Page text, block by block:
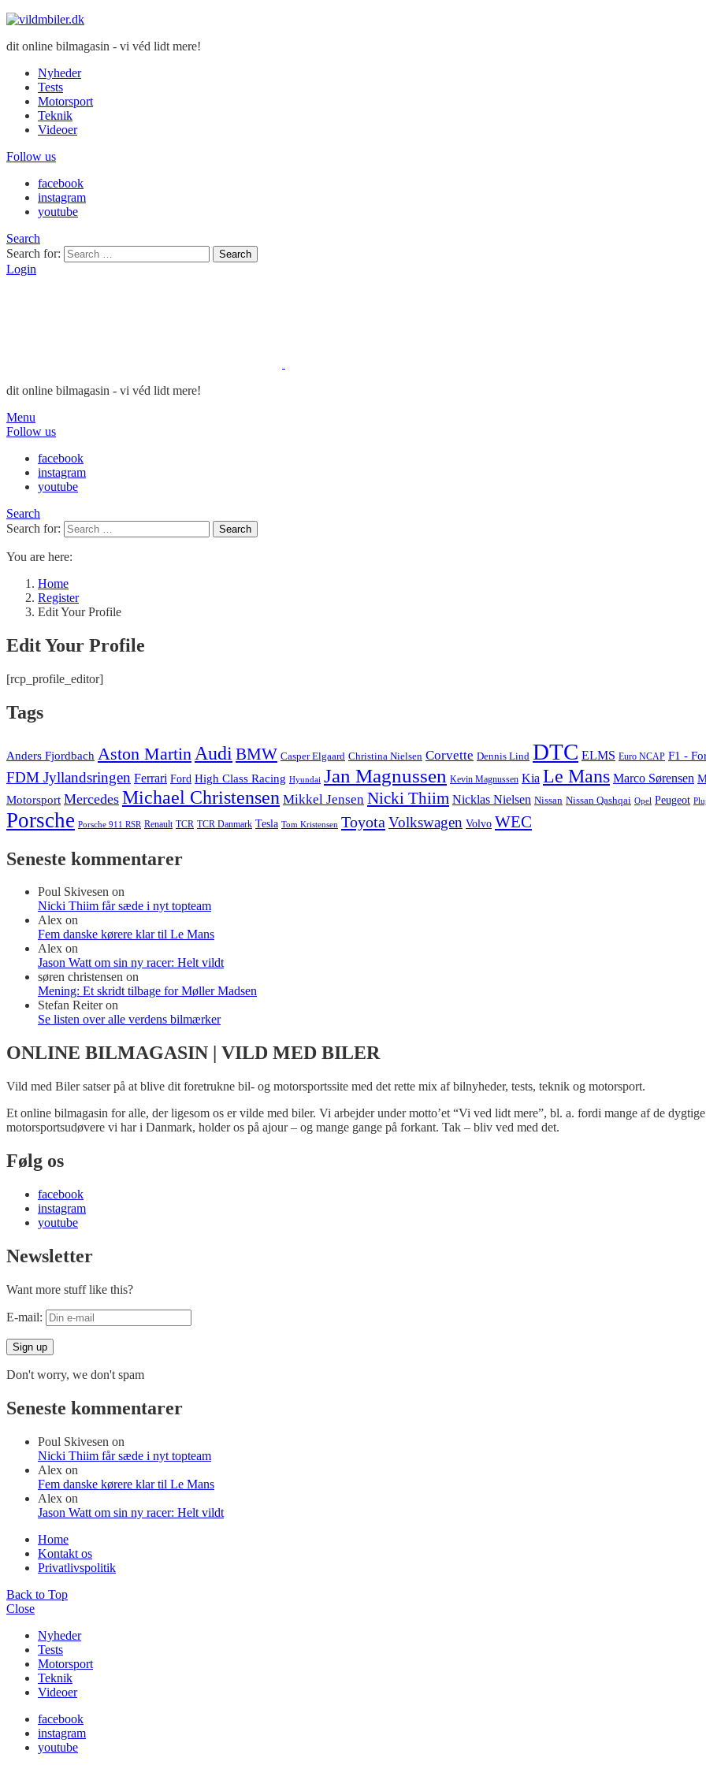
dit online bilmagasin - vi véd lidt mere!
Nyheder
Tests
Motorsport
Teknik
Videoer
Follow us
facebook
instagram
youtube
Search
Search for:
Search
Login
dit online bilmagasin - vi véd lidt mere!
Menu
Follow us
facebook
instagram
youtube
Search
Search for:
Search
You are here:
Home
Register
Edit Your Profile
Edit Your Profile
[rcp_profile_editor]
Tags
Anders Fjordbach Aston Martin Audi BMW Casper Elgaard Christina Nielsen Corvette Dennis Lind DTC ELMS Euro NCAP F1 -
FDM Jyllandsringen Ferrari Ford High Class Racing Hyundai Jan Magnussen Kevin Magnussen Kia Le Mans Marco Sørensen
Motorsport Mercedes Michael Christensen Mikkel Jensen Nicki Thiim Nicklas Nielsen Nissan Nissan Qashqai Opel Peugeot
Porsche Porsche 911 RSR Renault TCR TCR Danmark Tesla Tom Kristensen Toyota Volkswagen Volvo WEC
Seneste kommentarer
Poul Skivesen on
Nicki Thiim får sæde i nyt topteam
Alex on
Fem danske kørere klar til Le Mans
Alex on
Jason Watt om sin ny racer: Helt vildt
søren christensen on
Mening: Et skridt tilbage for Møller Madsen
Stefan Reiteron
Se listen over alle verdens bilmærker
ONLINE BILMAGASIN | VILD MED BILER
Vild med Biler satser på at blive dit foretrukne bil- og motorsportssite med det rette mix af bilnyheder, tests, teknik og motorsport.
Et online bilmagasin for alle, der ligesom os er vilde med biler. Vi arbejder under motto’et “Vi ved lidt mere”, bl. a. fordi mange af de dygtige
motorsportsudøvere vi har i Danmark, holder os på ajour – og mange gange på forkant. Tak – bliv ved med det.
Følg os
facebook
instagram
youtube
Newsletter
Want more stuff like this?
E-mail:
Don't worry, we don't spam
Seneste kommentarer
Poul Skivesen on
Nicki Thiim får sæde i nyt topteam
Alex on
Fem danske kørere klar til Le Mans
Alex on
Jason Watt om sin ny racer: Helt vildt
Home
Kontakt os
Privatlivspolitik
Back to Top
Close
Nyheder
Tests
Motorsport
Teknik
Videoer
facebook
instagram
youtube